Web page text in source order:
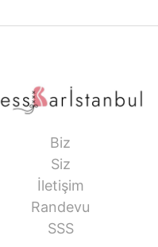
Biz
Siz
İletişim
Randevu
SSS